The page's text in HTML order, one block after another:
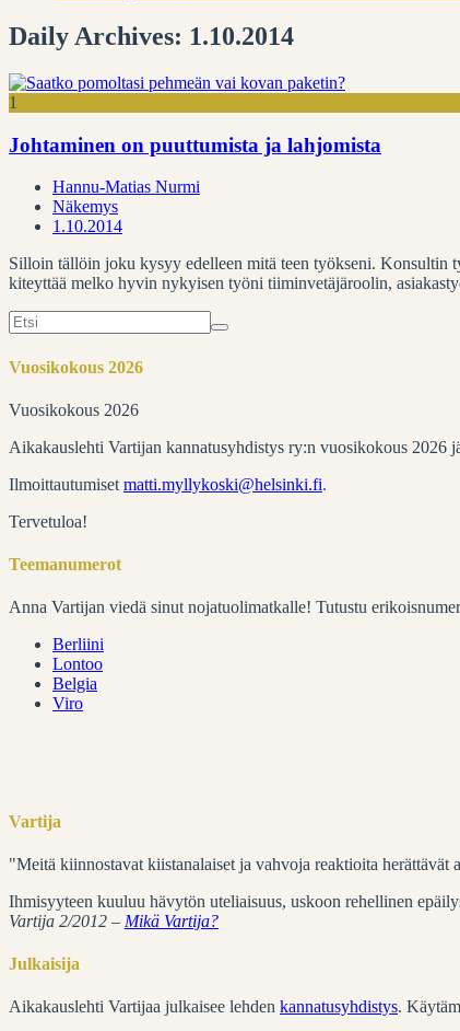
Daily Archives: 1.10.2014
1
Johtaminen on puuttumista ja lahjomista
Hannu-Matias Nurmi
Näkemys
1.10.2014
Silloin tällöin joku kysyy edelleen mitä teen työkseni. Konsultin
kiteyttää melko hyvin nykyisen työni tiiminvetäjäroolin,
Search
for:
Vuosikokous 2026
Vuosikokous 2026
Aikakauslehti Vartijan kannatusyhdistys ry:n vuosikokous 2026
Ilmoittautumiset matti.myllykoski@helsinki.fi.
Tervetuloa!
Teemanumerot
Anna Vartijan viedä sinut nojatuolimatkalle! Tutustu
Berliini
Lontoo
Belgia
Viro
Vartija
"Meitä kiinnostavat kiistanalaiset ja vahvoja reaktioita
Ihmisyyteen kuuluu hävytön uteliaisuus, uskoon rehellinen
Vartija 2/2012 – Mikä Vartija?
Julkaisija
Aikakauslehti Vartijaa julkaisee lehden kannatusyhdistys.